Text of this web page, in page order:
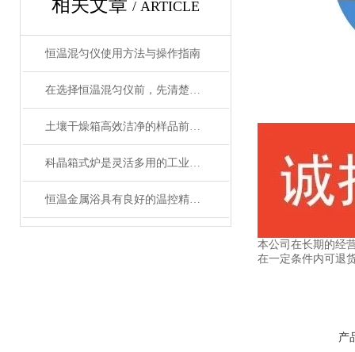
相关文章 / ARTICLE
恒温混匀仪使用方法与操作指南
在选择恒温混匀仪前，先清楚实验的需求
土壤干燥箱高效洁净的样品前处理设备
科晶箱式炉是灵活多用的工业好帮手
恒温金属浴具有良好的温控精度和均匀性
本公司在长期的经
在一定条件内可退
产